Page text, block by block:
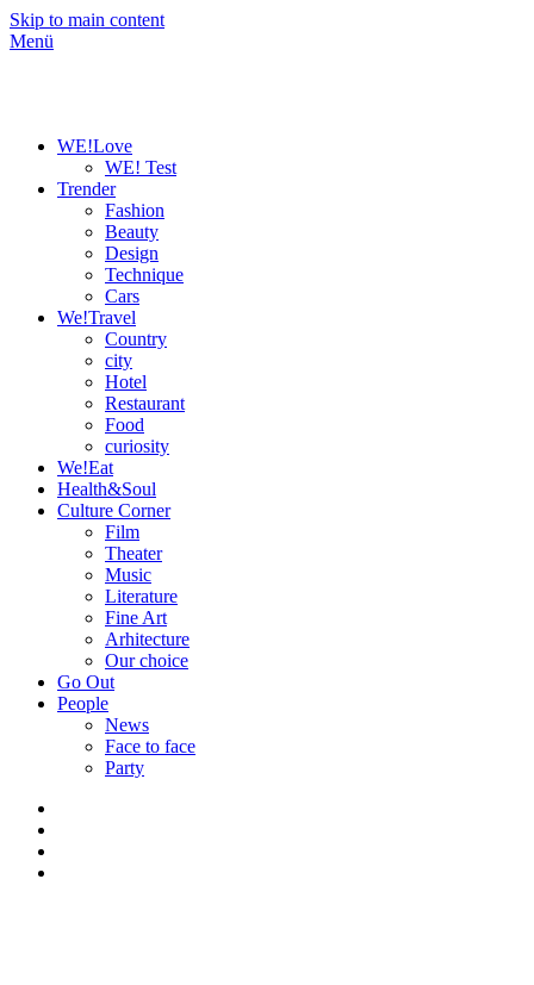
Skip to main content
Menü
WE!Love
WE! Test
Trender
Fashion
Beauty
Design
Technique
Cars
We!Travel
Country
city
Hotel
Restaurant
Food
curiosity
We!Eat
Health&Soul
Culture Corner
Film
Theater
Music
Literature
Fine Art
Arhitecture
Our choice
Go Out
People
News
Face to face
Party